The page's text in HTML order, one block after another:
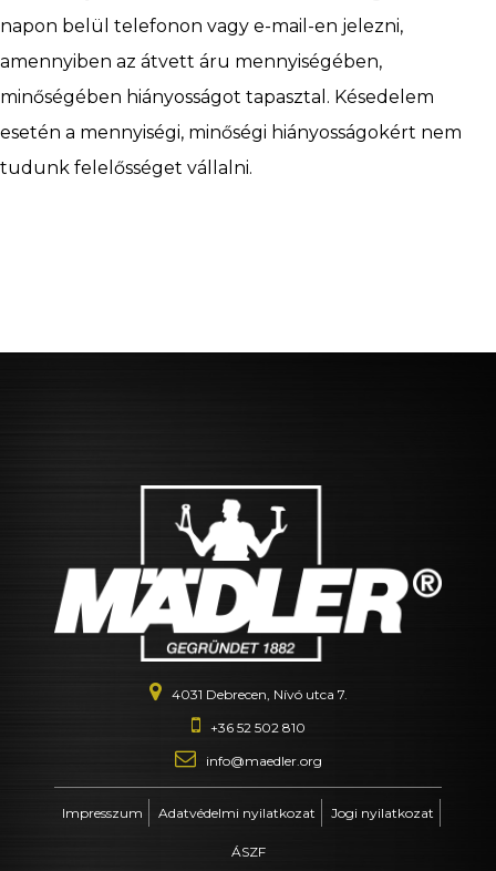
Megrendelés
Hírlevél
napon belül telefonon vagy e-mail-en jelezni,
amennyiben az átvett áru mennyiségében,
minőségében hiányosságot tapasztal. Késedelem
esetén a mennyiségi, minőségi hiányosságokért nem
tudunk felelősséget vállalni.
4031 Debrecen, Nívó utca 7.
+36 52 502 810
info@maedler.org
Impresszum Adatvédelmi nyilatkozat Jogi nyilatkozat
ÁSZF